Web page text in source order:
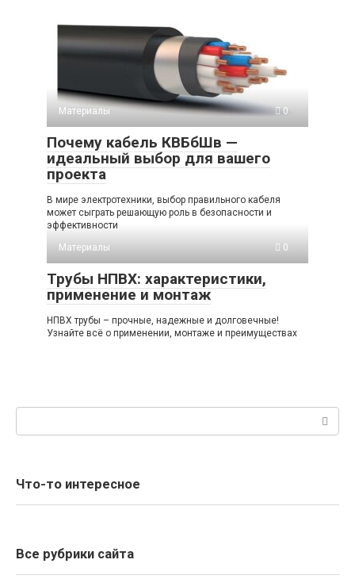
Материалы 0
Почему кабель КВБбШв —
идеальный выбор для вашего
проекта
В мире электротехники, выбор правильного кабеля
может сыграть решающую роль в безопасности и
эффективности
Материалы
0
Трубы НПВХ: характеристики,
применение и монтаж
НПВХ трубы – прочные, надежные и долговечные!
Узнайте всё о применении, монтаже и преимуществах
Что-то интересное
Все рубрики сайта